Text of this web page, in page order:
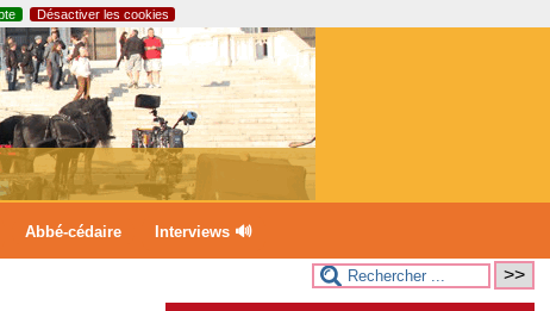
Désactiver les cookies
Abbé-cédaire Interviews 🔊